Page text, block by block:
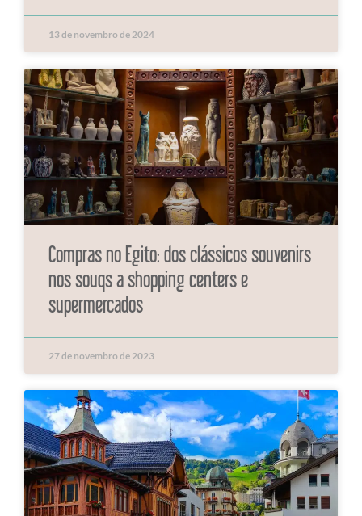
13 de novembro de 2024
Compras no Egito: dos clássicos souvenirs
nos souqs a shopping centers e
supermercados
27 de novembro de 2023